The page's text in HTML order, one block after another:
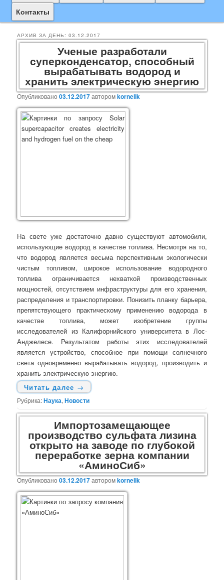
основному
содержимому
дополнительному
содержимому
Контакты
АРХИВ ЗА ДЕНЬ:03.12.2017
Ученые разработали
суперконденсатор, способный
вырабатывать водород и
хранить электрическую энергию
Опубликовано03.12.2017авторомkornelik
На свете уже достаточно давно существуют автомобили,
использующие водород в качестве топлива. Несмотря на то,
что водород является весьма перспективным экологически
чистым топливом, широкое использование водородного
топлива ограничивается нехваткой производственных
мощностей, отсутствием инфраструктуры для его хранения,
распределения и транспортировки. Понизить планку барьера,
препятствующего практическому применению водорода в
качестве топлива, может изобретение группы
исследователей из Калифорнийского университета в Лос-
Анджелесе. Результатом работы этих исследователей
является устройство, способное при помощи солнечного
света одновременно вырабатывать водород, производить и
хранить электрическую энергию.
Читать далее →
Рубрика:Наука,Новости
Импортозамещающее
производство сульфата лизина
открыто на заводе по глубокой
переработке зерна компании
«АминоСиб»
Опубликовано03.12.2017авторомkornelik